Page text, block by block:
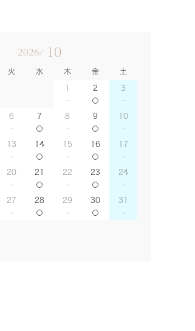
2026/ 10
火 水 木 金 土
1 2 3
6 7 8 9 10
13 14 15 16 17
20 21 22 23 24
27 28 29 30 31